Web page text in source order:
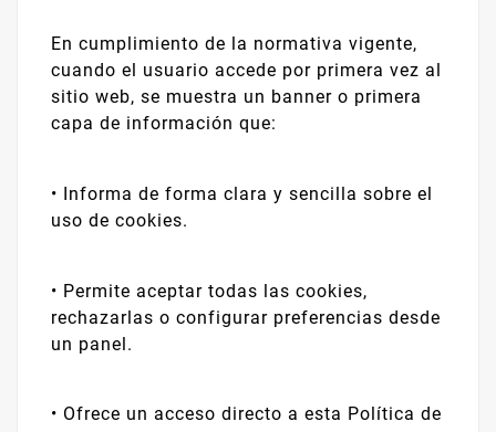
En cumplimiento de la normativa vigente,
cuando el usuario accede por primera vez al
sitio web, se muestra un banner o primera
capa de información que:
• Informa de forma clara y sencilla sobre el
uso de cookies.
• Permite aceptar todas las cookies,
rechazarlas o configurar preferencias desde
un panel.
• Ofrece un acceso directo a esta Política de